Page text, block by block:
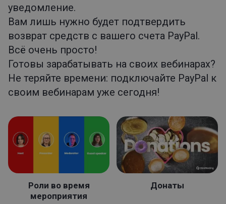
уведомление.
Вам лишь нужно будет подтвердить
возврат средств с вашего счета PayPal.
Всё очень просто!
Готовы зарабатывать на своих вебинарах?
Не теряйте времени: подключайте PayPal к
своим вебинарам уже сегодня!
Роли во время
мероприятия
Донаты